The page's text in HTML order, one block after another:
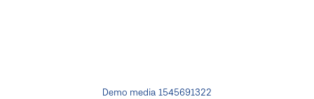
Demo media 1545691322